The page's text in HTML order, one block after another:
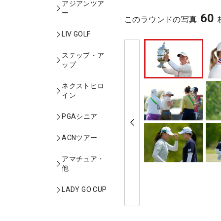
アジアンツア
ー
LIV GOLF
ステップ・ア
ップ
ネクストヒロ
イン
PGAシニア
ACNツアー
アマチュア・
他
LADY GO CUP
このラウンドの写真 60